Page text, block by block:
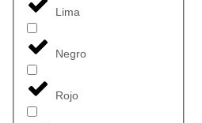
Lima
Negro
Rojo